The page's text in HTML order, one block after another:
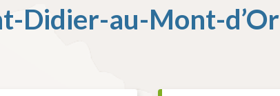
Didier-au-Mont-d’Or